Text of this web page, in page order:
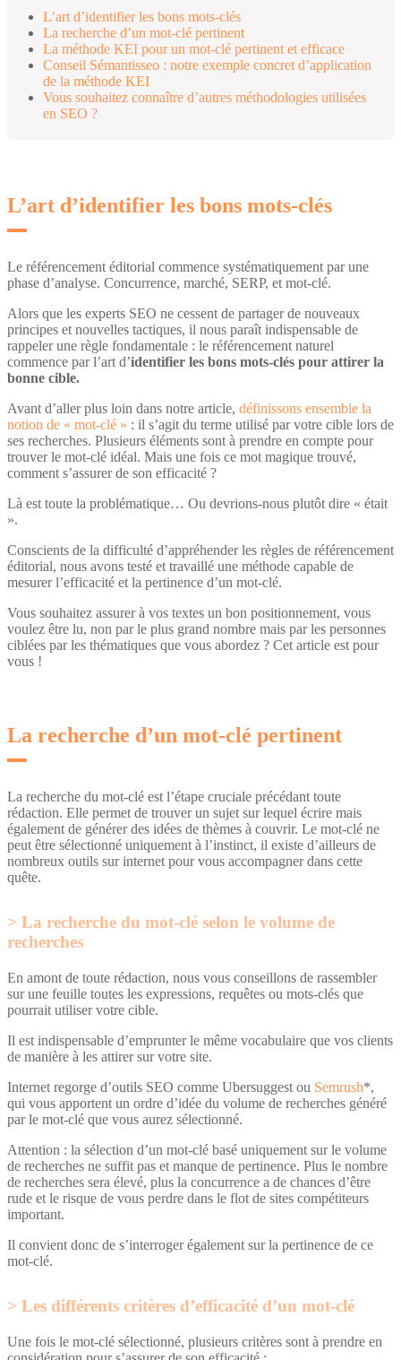
L’art d’identifier les bons mots-clés
La recherche d’un mot-clé pertinent
La méthode KEI pour un mot-clé pertinent et efficace
Conseil Sémantisseo : notre exemple concret d’application
de la méthode KEI
Vous souhaitez connaître d’autres méthodologies utilisées
en SEO ?
L’art d’identifier les bons mots-clés
Le référencement éditorial commence systématiquement par une
phase d’analyse. Concurrence, marché, SERP, et mot-clé.
Alors que les experts SEO ne cessent de partager de nouveaux
principes et nouvelles tactiques, il nous paraît indispensable de
rappeler une règle fondamentale : le référencement naturel
commence par l’art d’identifier les bons mots-clés pour attirer la
bonne cible.
Avant d’aller plus loin dans notre article, définissons ensemble la
notion de « mot-clé » : il s’agit du terme utilisé par votre cible lors de
ses recherches. Plusieurs éléments sont à prendre en compte pour
trouver le mot-clé idéal. Mais une fois ce mot magique trouvé,
comment s’assurer de son efficacité ?
Là est toute la problématique… Ou devrions-nous plutôt dire « était
».
Conscients de la difficulté d’appréhender les règles de référencement
éditorial, nous avons testé et travaillé une méthode capable de
mesurer l’efficacité et la pertinence d’un mot-clé.
Vous souhaitez assurer à vos textes un bon positionnement, vous
voulez être lu, non par le plus grand nombre mais par les personnes
ciblées par les thématiques que vous abordez ? Cet article est pour
vous !
La recherche d’un mot-clé pertinent
La recherche du mot-clé est l’étape cruciale précédant toute
rédaction. Elle permet de trouver un sujet sur lequel écrire mais
également de générer des idées de thèmes à couvrir. Le mot-clé ne
peut être sélectionné uniquement à l’instinct, il existe d’ailleurs de
nombreux outils sur internet pour vous accompagner dans cette
quête.
La recherche du mot-clé selon le volume de
recherches
En amont de toute rédaction, nous vous conseillons de rassembler
sur une feuille toutes les expressions, requêtes ou mots-clés que
pourrait utiliser votre cible.
Il est indispensable d’emprunter le même vocabulaire que vos clients
de manière à les attirer sur votre site.
Internet regorge d’outils SEO comme Ubersuggest ou Semrush*,
qui vous apportent un ordre d’idée du volume de recherches généré
par le mot-clé que vous aurez sélectionné.
Attention : la sélection d’un mot-clé basé uniquement sur le volume
de recherches ne suffit pas et manque de pertinence. Plus le nombre
de recherches sera élevé, plus la concurrence a de chances d’être
rude et le risque de vous perdre dans le flot de sites compétiteurs
important.
Il convient donc de s’interroger également sur la pertinence de ce
mot-clé.
Les différents critères d’efficacité d’un mot-clé
Une fois le mot-clé sélectionné, plusieurs critères sont à prendre en